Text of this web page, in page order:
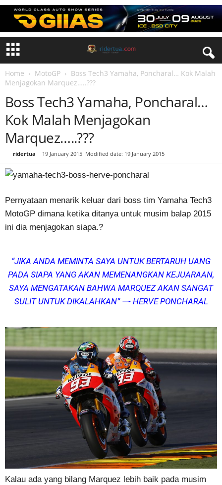
Home MotoGP
Boss Tech3 Yamaha, Poncharal… Kok Malah
Menjagokan Marquez…..???
Boss Tech3 Yamaha, Poncharal…
Kok Malah Menjagokan
Marquez…..???
ridertua 19 January 2015 Modified date: 19 January 2015
Pernyataan menarik keluar dari boss tim Yamaha Tech3
MotoGP dimana ketika ditanya untuk musim balap 2015
ini dia menjagokan siapa.?
“JIKA ANDA MEMINTA SAYA UNTUK BERTARUH UANG
PADA SIAPA YANG AKAN MEMENANGKAN KEJUARAAN,
SAYA MENGATAKAN BAHWA MARQUEZ AKAN SANGAT
SULIT UNTUK DIKALAHKAN” —- HERVE PONCHARAL
Kalau ada yang bilang Marquez lebih baik pada musim